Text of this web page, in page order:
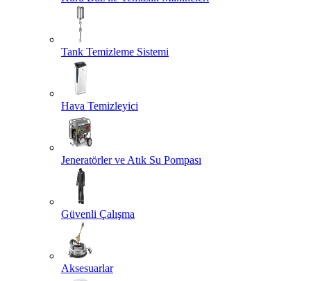
Tank Temizleme Sistemi
Hava Temizleyici
Jeneratörler ve Atık Su Pompası
Güvenli Çalışma
Aksesuarlar